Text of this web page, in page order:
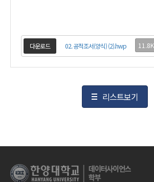
다운로드 02. 공적조서(양식) (2).hwp
리스트보기